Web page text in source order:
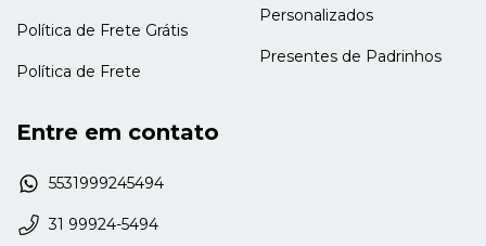
Política de Frete Grátis
Política de Frete
Personalizados
Presentes de Padrinhos
Entre em contato
5531999245494
31 99924-5494